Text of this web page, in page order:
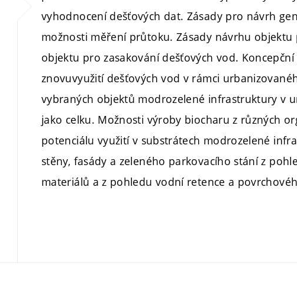
vyhodnocení dešťových dat. Zásady pro návrh
možnosti měření průtoku. Zásady návrhu
objektu pro zasakování dešťových vod.
znovuvyužití dešťových vod v rámci
vybraných objektů modrozelené infrastruktury v
jako celku. Možnosti výroby biocharu z různých
potenciálu využití v substrátech modrozelené
stěny, fasády a zeleného parkovacího stání z
materiálů a z pohledu vodní retence a